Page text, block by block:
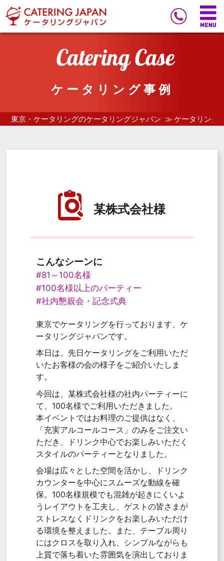
ケータリング事例
東京・ケータリングのケータリングジャパン ケータリング
某株式会社様
こんなシーンに
#81～100名様
#100名様以上のパーティー
#社内懇親会・記念式典
東京でケータリングを行っております、ケ
ータリングジャパンです。
本日は、先日ケータリングをご利用いただ
いたお客様の会の様子をご紹介いたしま
す。
今回は、某株式会社様の社内パーティーに
て、100名様でご利用いただきました。
本イベントではお料理のご提供はなく、
「充実アルコールコース」のみをご注文い
ただき、ドリンク中心でお楽しみいただく
スタイルのパーティーとなりました。
会場は広々とした空間を活かし、ドリンク
カウンターを中心にスムーズな動線を確
保。100名様規模でも混雑が起きにくいよ
うレイアウトを工夫し、ゲストの皆さまが
ストレスなくドリンクをお楽しみいただけ
る環境を整えました。また、テーブル周り
にはクロスを取り入れ、シンプルながらも
上質で落ち着いた雰囲気を演出しておりま